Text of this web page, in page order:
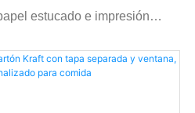
estucado e impresión
y acabados